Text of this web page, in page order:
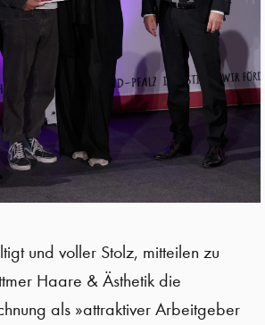
und voller Stolz, mitteilen zu
Haare & Ästhetik die
als »attraktiver Arbeitgeber